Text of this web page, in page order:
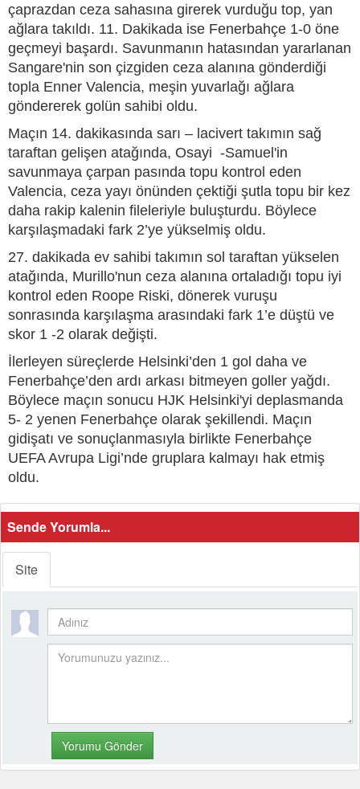
çaprazdan ceza sahasına girerek vurduğu top, yan
ağlara takıldı. 11. Dakikada ise Fenerbahçe 1-0 öne
geçmeyi başardı. Savunmanın hatasından yararlanan
Sangare'nin son çizgiden ceza alanına gönderdiği
topla Enner Valencia, meşin yuvarlağı ağlara
göndererek golün sahibi oldu.
Maçın 14. dakikasında sarı – lacivert takımın sağ
taraftan gelişen atağında, Osayi -Samuel'in
savunmaya çarpan pasında topu kontrol eden
Valencia, ceza yayı önünden çektiği şutla topu bir kez
daha rakip kalenin fileleriyle buluşturdu. Böylece
karşılaşmadaki fark 2’ye yükselmiş oldu.
27. dakikada ev sahibi takımın sol taraftan yükselen
atağında, Murillo'nun ceza alanına ortaladığı topu iyi
kontrol eden Roope Riski, dönerek vuruşu
sonrasında karşılaşma arasındaki fark 1’e düştü ve
skor 1 -2 olarak değişti.
İlerleyen süreçlerde Helsinki’den 1 gol daha ve
Fenerbahçe’den ardı arkası bitmeyen goller yağdı.
Böylece maçın sonucu HJK Helsinki'yi deplasmanda
5- 2 yenen Fenerbahçe olarak şekillendi. Maçın
gidişatı ve sonuçlanmasıyla birlikte Fenerbahçe
UEFA Avrupa Ligi’nde gruplara kalmayı hak etmiş
oldu.
Sende Yorumla...
Site